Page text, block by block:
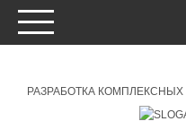
РАЗРАБОТКА